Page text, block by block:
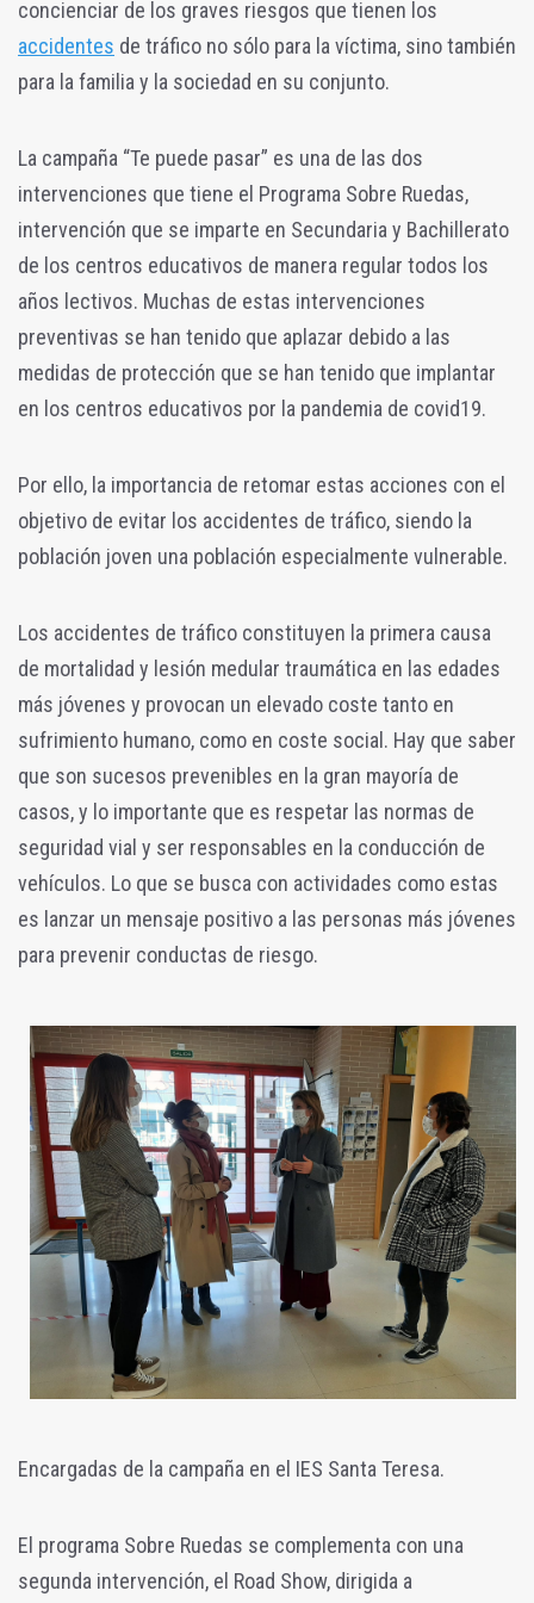
concienciar de los graves riesgos que tienen los
accidentes de tráfico no sólo para la víctima, sino también
para la familia y la sociedad en su conjunto.
La campaña “Te puede pasar” es una de las dos
intervenciones que tiene el Programa Sobre Ruedas,
intervención que se imparte en Secundaria y Bachillerato
de los centros educativos de manera regular todos los
años lectivos. Muchas de estas intervenciones
preventivas se han tenido que aplazar debido a las
medidas de protección que se han tenido que implantar
en los centros educativos por la pandemia de covid19.
Por ello, la importancia de retomar estas acciones con el
objetivo de evitar los accidentes de tráfico, siendo la
población joven una población especialmente vulnerable.
Los accidentes de tráfico constituyen la primera causa
de mortalidad y lesión medular traumática en las edades
más jóvenes y provocan un elevado coste tanto en
sufrimiento humano, como en coste social. Hay que saber
que son sucesos prevenibles en la gran mayoría de
casos, y lo importante que es respetar las normas de
seguridad vial y ser responsables en la conducción de
vehículos. Lo que se busca con actividades como estas
es lanzar un mensaje positivo a las personas más jóvenes
para prevenir conductas de riesgo.
Encargadas de la campaña en el IES Santa Teresa.
El programa Sobre Ruedas se complementa con una
segunda intervención, el Road Show, dirigida a